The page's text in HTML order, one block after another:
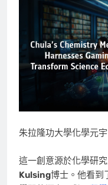
朱拉隆功大學化學元
這一創意源於化學研
Kulsing博士。他看到